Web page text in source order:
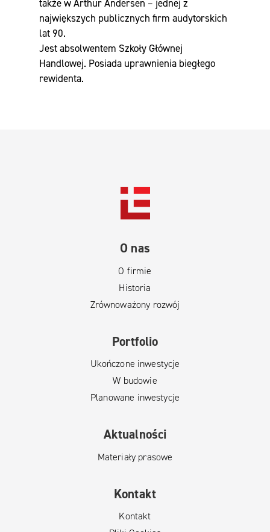
także w Arthur Andersen – jednej z
największych publicznych firm audytorskich
lat 90.
Jest absolwentem Szkoły Głównej
Handlowej. Posiada uprawnienia biegłego
rewidenta.
O nas
O firmie
Historia
Zrównoważony rozwój
Portfolio
Ukończone inwestycje
W budowie
Planowane inwestycje
Aktualności
Materiały prasowe
Kontakt
Kontakt